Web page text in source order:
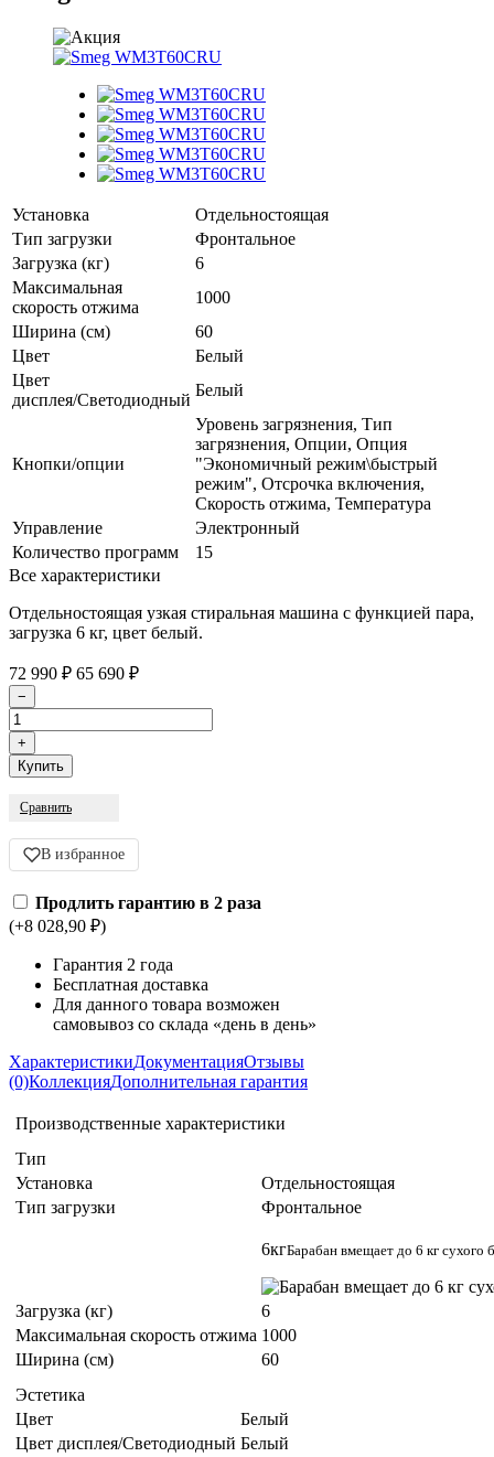
Установка
Отдельностоящая
Тип загрузки
Фронтальное
Загрузка (кг)
6
Максимальная
скорость отжима
1000
Ширина (см)
60
Цвет
Белый
Цвет
дисплея/Cветодиодный
Белый
Кнопки/опции
Уровень загрязнения, Тип
загрязнения, Опции, Опция
"Экономичный режим\быстрый
режим", Отсрочка включения,
Скорость отжима, Температура
Управление
Электронный
Количество программ
15
Все характеристики
Отдельностоящая узкая стиральная машина с функцией пара,
загрузка 6 кг, цвет белый.
72 990 ₽ 65 690 ₽
Сравнить
В избранное
Продлить гарантию в 2 раза
(+8 028,90 ₽)
Гарантия 2 года
Бесплатная доставка
Для данного товара возможен
самовывоз со склада «день в день»
ХарактеристикиДокументацияОтзывы
(0)КоллекцияДополнительная гарантия
Производственные характеристики
Тип
Установка
Отдельностоящая
Тип загрузки
Фронтальное
6кгБарабан вмещает до 6 кг сухого
Загрузка (кг)
6
Максимальная скорость отжима 1000
Ширина (см)
60
Эстетика
Цвет
Белый
Цвет дисплея/Cветодиодный Белый